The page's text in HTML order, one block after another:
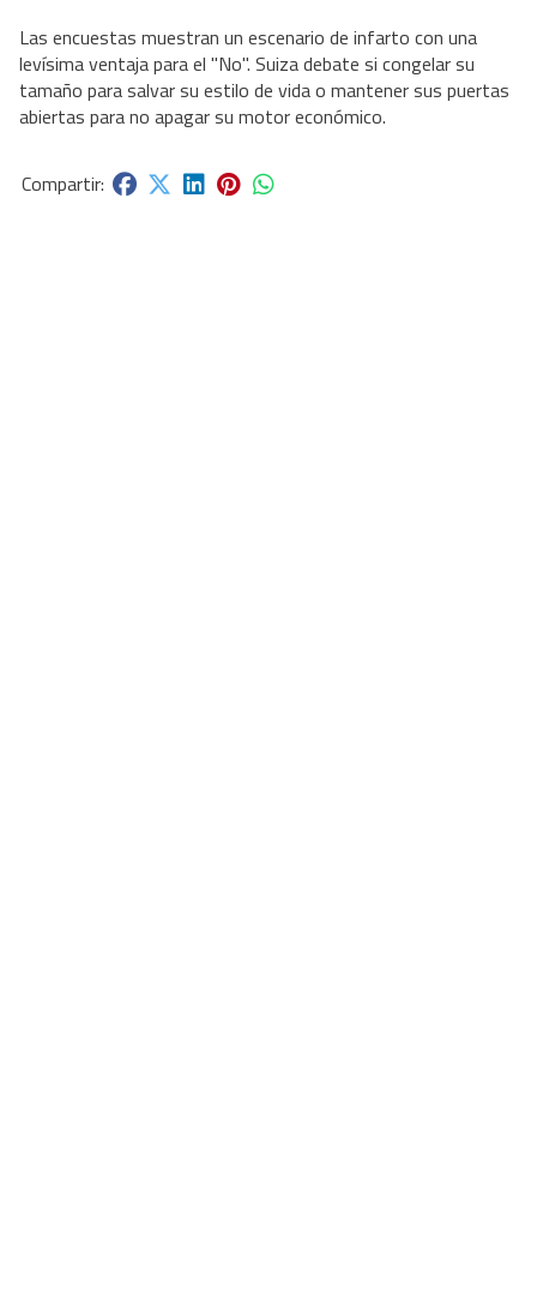
Las encuestas muestran un escenario de infarto con una
levísima ventaja para el "No". Suiza debate si congelar su
tamaño para salvar su estilo de vida o mantener sus puertas
abiertas para no apagar su motor económico.